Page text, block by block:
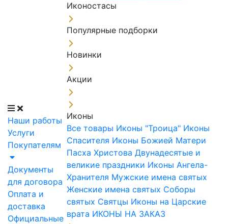
Наши работы
Услуги
Покупателям
Документы
для договора
Оплата и
доставка
Официальные
Иконостасы
Популярные подборки
Новинки
Акции
Иконы
Все товары Иконы "Троица" Иконы
Спасителя Иконы Божией Матери
Пасха Христова Двунадесятые и
великие праздники Иконы Ангела-
Хранителя Мужские имена святых
Женские имена святых Соборы
святых Святцы Иконы на Царские
врата ИКОНЫ НА ЗАКАЗ